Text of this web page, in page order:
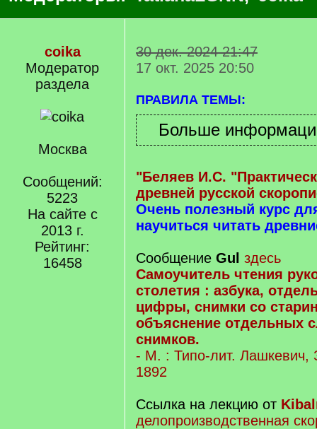
coika
Модератор
раздела
Москва
Сообщений:
5223
На сайте с
2013 г.
Рейтинг:
16458
30 дек. 2024 21:47
17 окт. 2025 20:50
ПРАВИЛА ТЕМЫ:
"Беляев И.С.
древней русской
Очень полезный курс
научиться читать
Сообщение Gul здесь
Самоучитель чтения
столетия : азбука,
цифры, снимки со
объяснение отдельных
снимков.
- М. : Типо-лит. Лашкевич,
1892
Ссылка на лекцию от
делопроизводственная